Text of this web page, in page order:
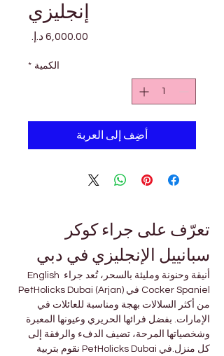
إنجليزي
الكمية *
أضِف إلى العربة
تعرّف على جراء كوكر
سبانييل الإنجليزي في دبي
أنيقة وحنونة ومليئة بالسحر، تُعد جراء English
من أكثر السلالات بهجة ومناسبة للعائلات في
الإمارات. بفضل فرائها الحريري وعيونها المعبرة
وشخصياتها المرحة، تضيف الدفء والرفقة إلى
كل منزل.في PetHolicks Dubai نقوم بتربية